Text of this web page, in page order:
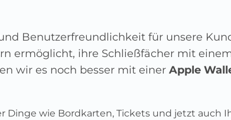
Benutzerfreundlichkeit für unsere
ermöglicht, ihre Schließfächer mit
wir es noch besser mit einer Apple
Dinge wie Bordkarten, Tickets und jetzt auch